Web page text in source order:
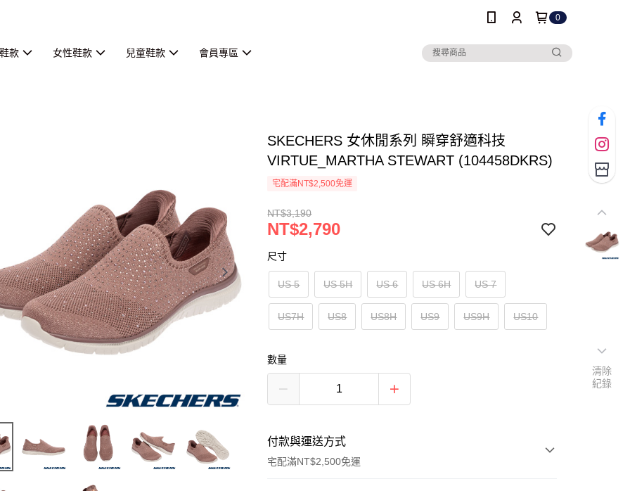
0
款 女性鞋款 兒童鞋款 會員專區
SKECHERS 女休閒系列 瞬穿舒適科技
VIRTUE_MARTHA STEWART (104458DKRS)
宅配滿NT$2,500免運
NT$3,190
NT$2,790
尺寸
US 5 US 5H US 6 US 6H US 7
US7H US8 US8H US9 US9H US10
數量
付款與運送方式
宅配滿NT$2,500免運
清除
紀錄